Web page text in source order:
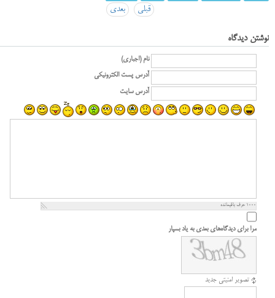
قبلی بعدی
نوشتن دیدگاه
نام (اجباری)
آدرس پست الکترونیکی
آدرس سایت
1000 حرف باقیمانده
مرا برای دیدگاه‌های بعدی به یاد بسپار
تصویر امنیتی جدید